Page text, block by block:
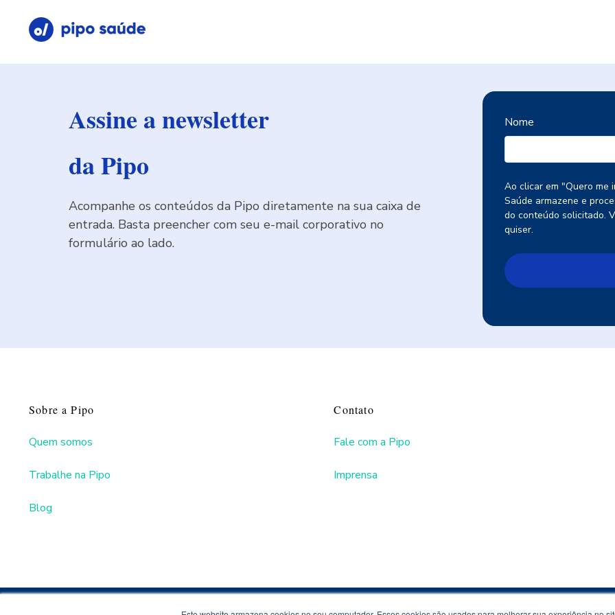
Assine a newsletter
da Pipo
Acompanhe os conteúdos da Pipo diretamente na sua caixa de
entrada. Basta preencher com seu e-mail corporativo no
formulário ao lado.
Nome
Ao clicar em "Quero me
Saúde armazene e
do conteúdo solicitado.
quiser.
Sobre a Pipo
Quem somos
Trabalhe na Pipo
Blog
Contato
Fale com a Pipo
Imprensa